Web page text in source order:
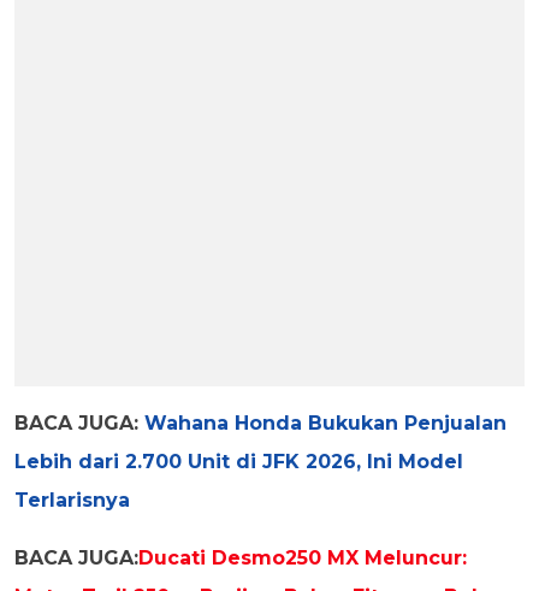
BACA JUGA: Wahana Honda Bukukan Penjualan
Lebih dari 2.700 Unit di JFK 2026, Ini Model
Terlarisnya
BACA JUGA:Ducati Desmo250 MX Meluncur: